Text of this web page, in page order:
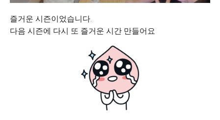
즐거운 시즌이었습니다.
다음 시즌에 다시 또 즐거운 시간 만들어요